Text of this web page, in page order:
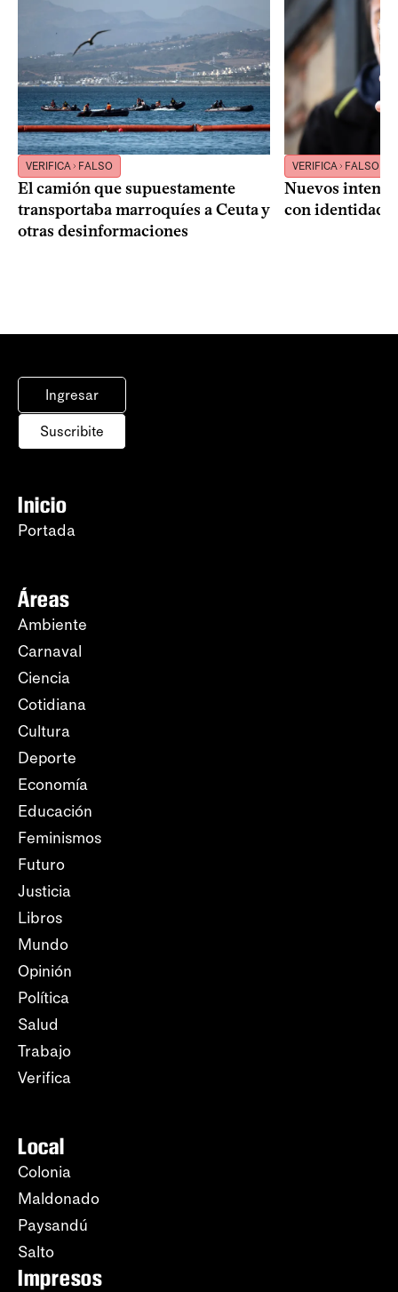
VERIFICA FALSO
El camión que supuestamente
transportaba marroquíes a Ceuta y
otras desinformaciones
VERIFICA FALSO
Nuevos
con identidad
Ingresar
Suscribite
Inicio
Portada
Áreas
Ambiente
Carnaval
Ciencia
Cotidiana
Cultura
Deporte
Economía
Educación
Feminismos
Futuro
Justicia
Libros
Mundo
Opinión
Política
Salud
Trabajo
Verifica
Local
Colonia
Maldonado
Paysandú
Salto
Impresos